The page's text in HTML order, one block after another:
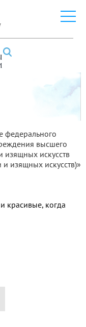
федерального
высшего
изящных искусств
изящных искусств)»
красивые, когда